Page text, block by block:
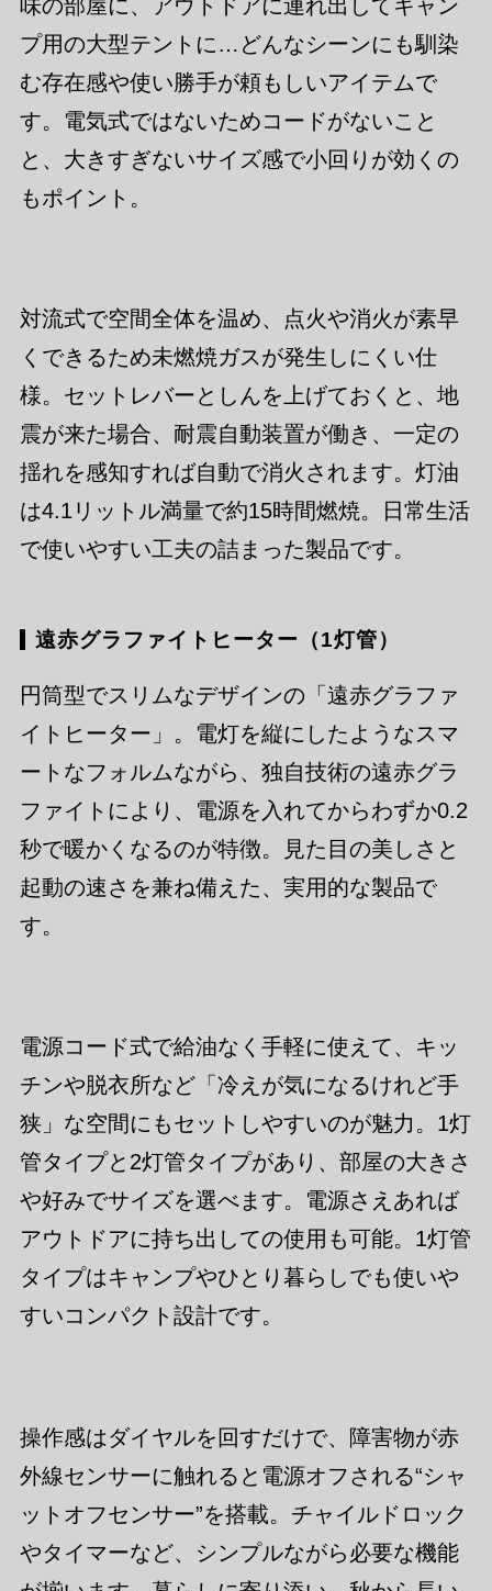
味の部屋に、アウトドアに連れ出してキャン
プ用の大型テントに…どんなシーンにも馴染
む存在感や使い勝手が頼もしいアイテムで
す。電気式ではないためコードがないこと
と、大きすぎないサイズ感で小回りが効くの
もポイント。
対流式で空間全体を温め、点火や消火が素早
くできるため未燃焼ガスが発生しにくい仕
様。セットレバーとしんを上げておくと、地
震が来た場合、耐震自動装置が働き、一定の
揺れを感知すれば自動で消火されます。灯油
は4.1リットル満量で約15時間燃焼。日常生活
で使いやすい工夫の詰まった製品です。
遠赤グラファイトヒーター（1灯管）
円筒型でスリムなデザインの「遠赤グラファ
イトヒーター」。電灯を縦にしたようなスマ
ートなフォルムながら、独自技術の遠赤グラ
ファイトにより、電源を入れてからわずか0.2
秒で暖かくなるのが特徴。見た目の美しさと
起動の速さを兼ね備えた、実用的な製品で
す。
電源コード式で給油なく手軽に使えて、キッ
チンや脱衣所など「冷えが気になるけれど手
狭」な空間にもセットしやすいのが魅力。1灯
管タイプと2灯管タイプがあり、部屋の大きさ
や好みでサイズを選べます。電源さえあれば
アウトドアに持ち出しての使用も可能。 1灯管
タイプはキャンプやひとり暮らしでも使いや
すいコンパクト設計です。
操作感はダイヤルを回すだけで、障害物が赤
外線センサーに触れると電源オフされる“シャ
ットオフセンサー”を搭載。チャイルドロック
やタイマーなど、シンプルながら必要な機能